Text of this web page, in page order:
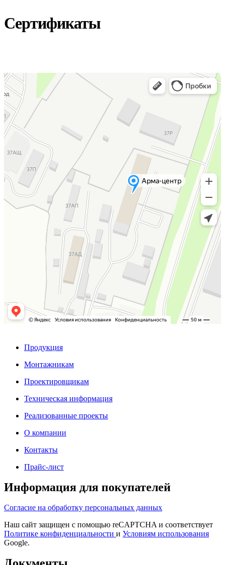
Сертификаты
Продукция
Монтажникам
Проектировщикам
Техническая информация
Реализованные проекты
О компании
Контакты
Прайс-лист
Информация для покупателей
Согласие на обработку персональных данных
Наш сайт защищен с помощью reCAPTCHA и соответствует
Политике конфиденциальности и Условиям использования
Google.